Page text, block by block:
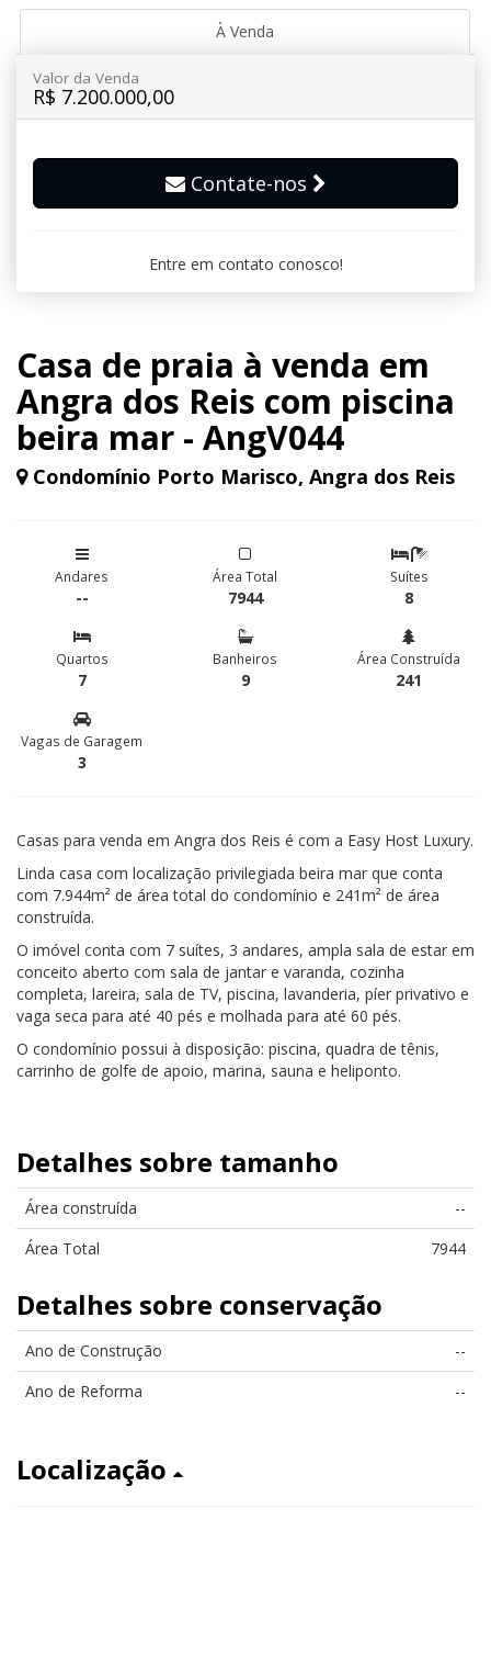
Casa de praia à venda em
Angra dos Reis com piscina
beira mar - AngV044
Condomínio Porto Marisco, Angra dos Reis
Andares
--
Área Total
7944
Suítes
8
Quartos
7
Banheiros
9
Área Construída
241
Vagas de Garagem
3
Casas para venda em Angra dos Reis é com a Easy Host Luxury.
Linda casa com localização privilegiada beira mar que conta
com 7.944m² de área total do condomínio e 241m² de área
construída.
O imóvel conta com 7 suítes, 3 andares, ampla sala de estar em
conceito aberto com sala de jantar e varanda, cozinha
completa, lareira, sala de TV, piscina, lavanderia, píer privativo e
vaga seca para até 40 pés e molhada para até 60 pés.
O condomínio possui à disposição: piscina, quadra de tênis,
carrinho de golfe de apoio, marina, sauna e heliponto.
Detalhes sobre tamanho
Área construída
--
Área Total
7944
Detalhes sobre conservação
Ano de Construção
--
Ano de Reforma
--
Localização
À Venda
Valor da Venda
R$ 7.200.000,00
Contate-nos
Entre em contato conosco!